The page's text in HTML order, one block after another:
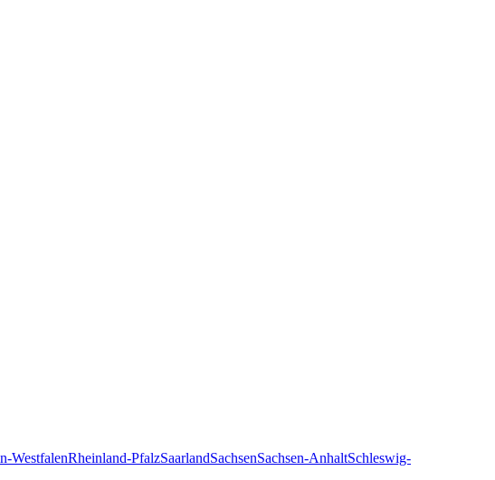
WestfalenRheinland-PfalzSaarlandSachsenSachsen-AnhaltSchleswig-